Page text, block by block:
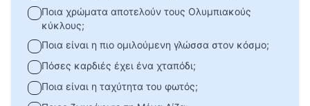
Ποια χρώματα αποτελούν τους Ολυμπιακούς
κύκλους;
Ποια είναι η πιο ομιλούμενη γλώσσα στον κόσμο;
Πόσες καρδιές έχει ένα χταπόδι;
Ποια είναι η ταχύτητα του φωτός;